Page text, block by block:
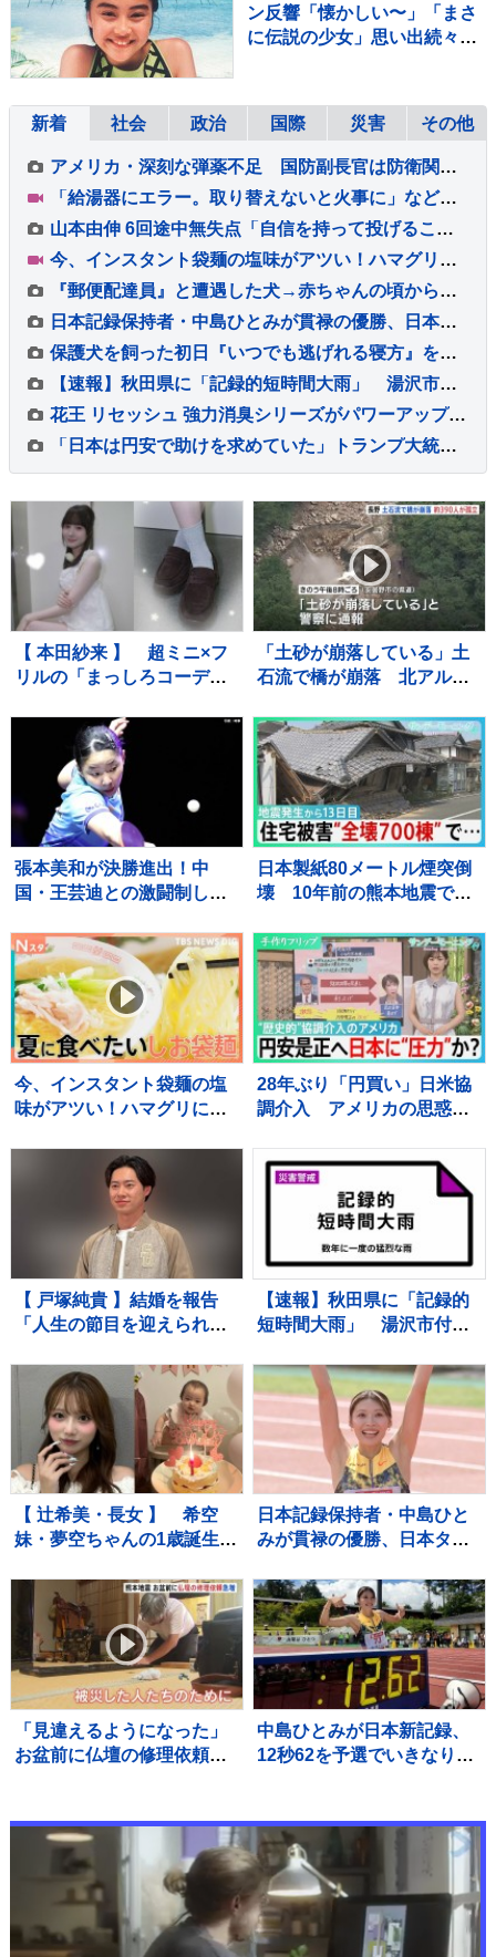
ン反響「懐かしい〜」「まさ
に伝説の少女」思い出続々
新着 社会 政治 国際 災害 その他
アメリカ・深刻な弾薬不足 国防副長官は防衛関連企業に増産を求める書簡を送る
「給湯器にエラー。取り替えないと火事に」などとウソ…給湯器点検業者になりすまし工事代金だまし取ろうとしたか 建築会社社長の男ら2人逮捕 東京・足立区
山本由伸 6回途中無失点「自信を持って投げることができた」勝敗付かずもチームの連敗ストップ「みんなの気持ちが1つになった」
今、インスタント袋麺の塩味がアツい！ハマグリに毛がに！ラーメン店顔負けの麺も！専門家ゲキ推しの7品を大家族が1週間ガチ比較！【それスタ】
『郵便配達員』と遭遇した犬→赤ちゃんの頃から仲良しで…もはや仕事にならない光景が54万再生「足にめり込めそうw」「配達員さんも嬉しい」
日本記録保持者・中島ひとみが貫禄の優勝、日本タイ記録でハイレベルのレースを制す 予選で12秒62の日本新をマーク【陸上・富士北麓ワールドトライアル】
保護犬を飼った初日『いつでも逃げれる寝方』をしていて…愛情を与え続けた結果→感動的な『現在の寝相』に反響「愛されてる顔」「幸せで嬉しい」
【速報】秋田県に「記録的短時間大雨」 湯沢市付近で1時間に約100ミリの猛烈な雨 災害警戒 9日13:49時点
花王 リセッシュ 強力消臭シリーズがパワーアップ☆ 自分自身では気づかない無自覚臭まで消臭♪ タバコ 焼肉などのニオイ原因物質への消臭力も向上◎ 99％除菌ウイルス除去
「日本は円安で助けを求めていた」トランプ大統領“28年ぶり日米協調介入” 一方 食料品消費税“2年間1%”へ「財源なき減税は無責任」との批判も 円安の流れは変えられるか…【サンデーモーニング】
【 本田紗来 】 超ミニ×フ
リルの「まっしろコーデ」
わ！」と絶賛 「天使すぎ
っ」可愛さにファン歓喜
「土砂が崩落している」土
石流で橋が崩落 北アルプ
に登山客など約390人が孤
立状態 長野
張本美和が決勝進出！中
国・王芸迪との激闘制し初
オンズ横浜】
日本製紙80メートル煙突倒
壊 10年前の熊本地震で補
本“避難解除”前になぜ再入
館？下水管破損で田んぼ
に“汚水” 直下に断層 住
宅被害は・・【サンデーモ
ーニング】
今、インスタント袋麺の塩
味がアツい！ハマグリに毛
麺も！専門家ゲキ推しの7品
を大家族が1週間ガチ比較！
【それスタ】
28年ぶり「円買い」日米協
調介入 アメリカの思惑
力”か？【サンデーモーニン
グ】
【 戸塚純貴 】結婚を報告
「人生の節目を迎えられる
ます」「さらなる飛躍を目
指して」精進誓う
【速報】秋田県に「記録的
短時間大雨」 湯沢市付近
な雨 災害警戒 9日13:49時
点
【 辻希美・長女 】 希空
妹・夢空ちゃんの1歳誕生日
愛くて見るだけで癒されて
るよ」 「姉妹で沢山お出か
けしたりしようね」
日本記録保持者・中島ひと
みが貫禄の優勝、日本タイ
を制す 予選で12秒62の日
本新をマーク【陸上・富士
北麓ワールドトライアル】
「見違えるようになった」
お盆前に仏壇の修理依頼が
中島ひとみが日本新記録、
12秒62を予選でいきなりマ
麓ワールドトライアル】